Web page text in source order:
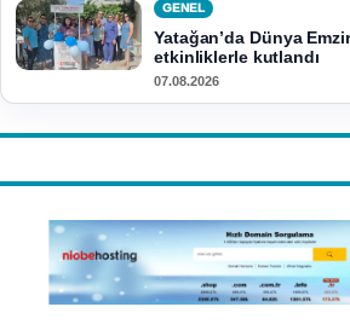
GENEL
Yatağan’da Dünya
etkinliklerle kutlandı
07.08.2026